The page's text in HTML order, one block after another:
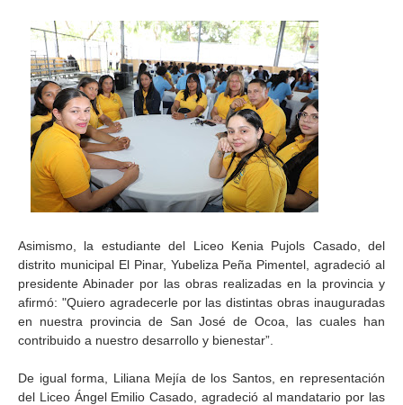
Asimismo, la estudiante del Liceo Kenia Pujols Casado, del
distrito municipal El Pinar, Yubeliza Peña Pimentel, agradeció al
presidente Abinader por las obras realizadas en la provincia y
afirmó: "Quiero agradecerle por las distintas obras inauguradas
en nuestra provincia de San José de Ocoa, las cuales han
contribuido a nuestro desarrollo y bienestar”.
De igual forma, Liliana Mejía de los Santos, en representación
del Liceo Ángel Emilio Casado, agradeció al mandatario por las